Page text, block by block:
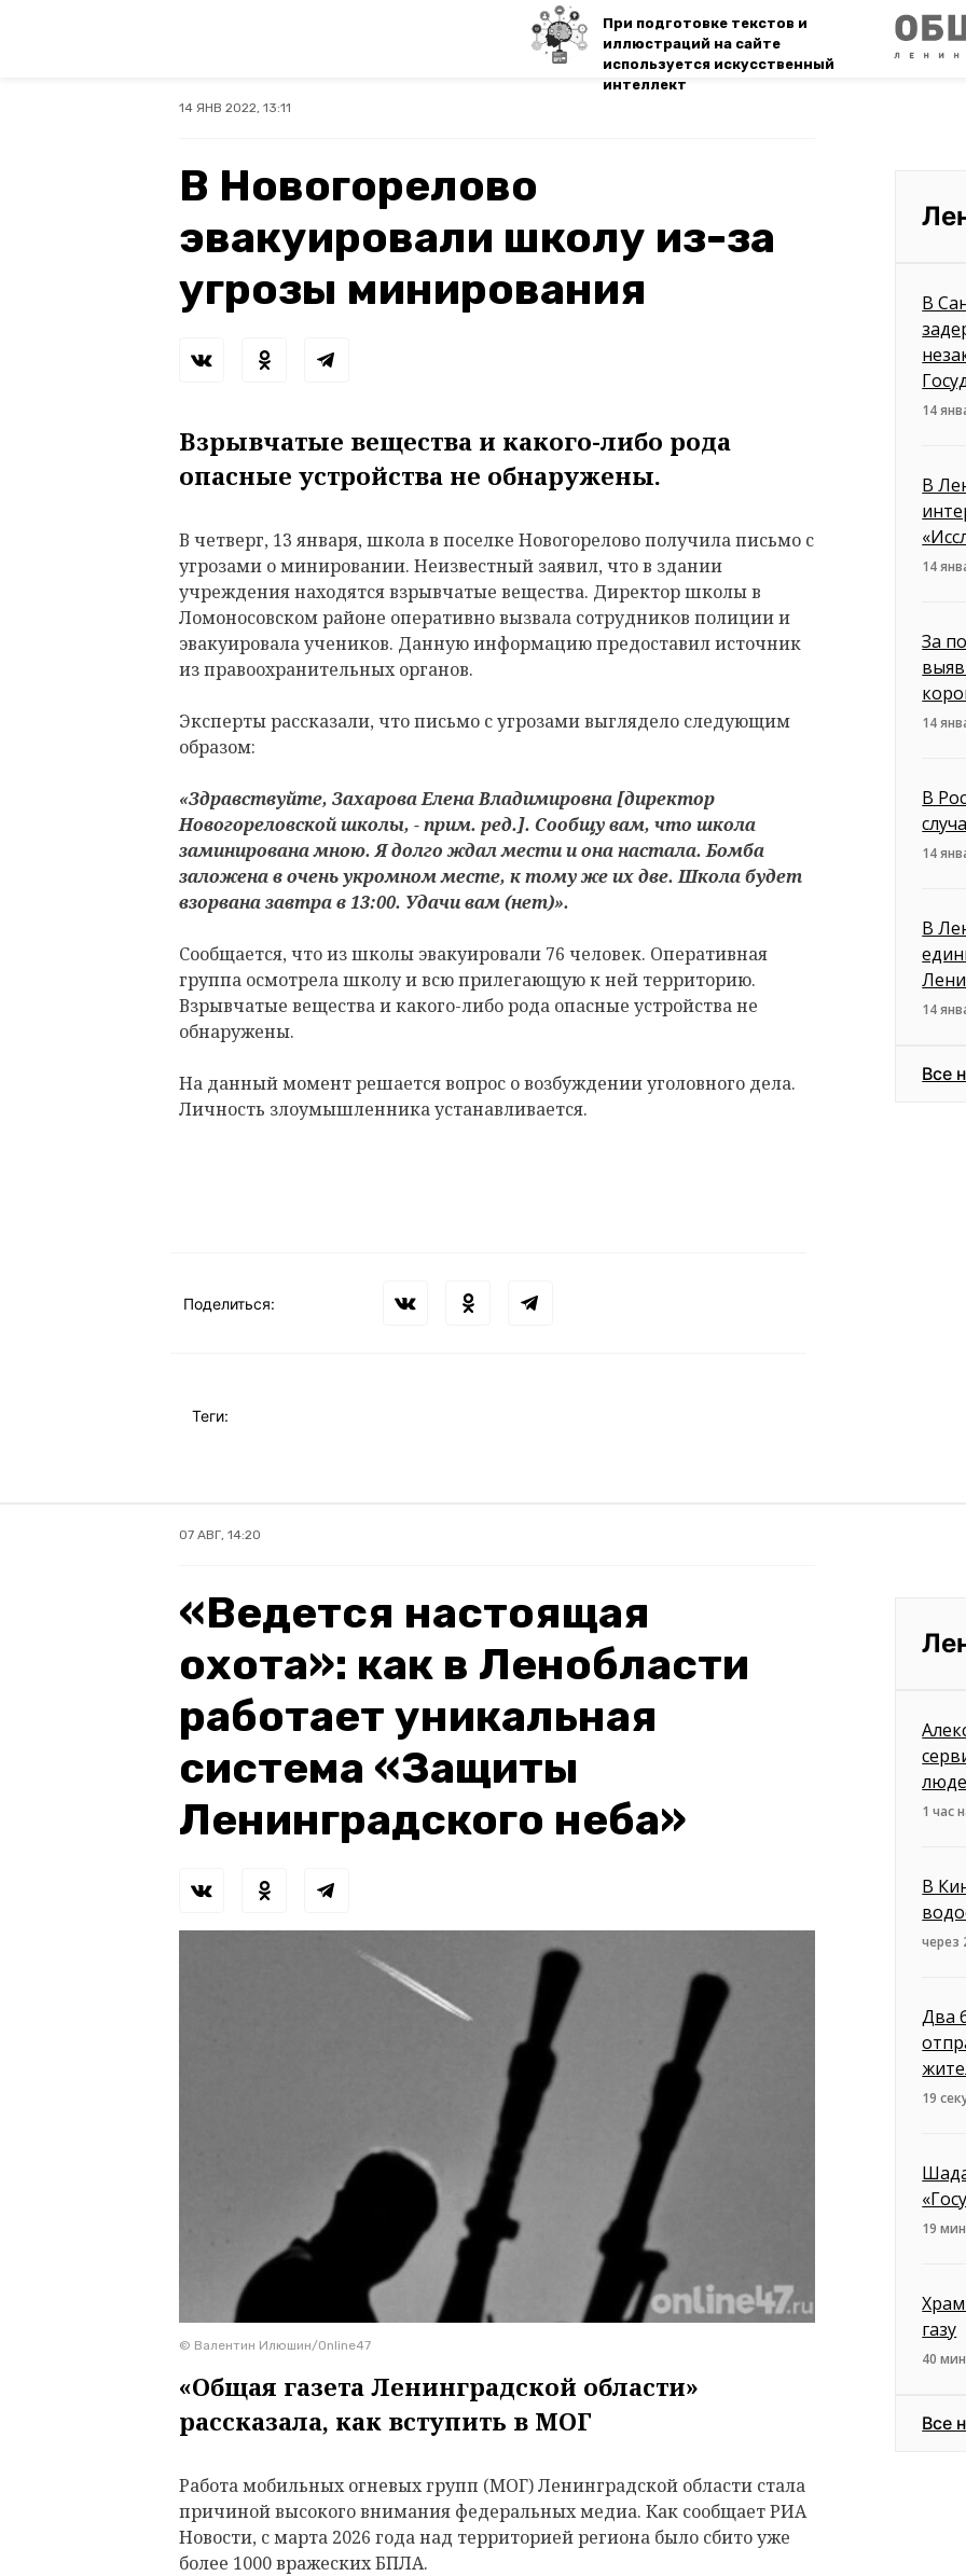
При подготовке текстов и
иллюстраций на сайте
используется искусственный
интеллект
14 ЯНВ 2022, 13:11
В Новогорелово
эвакуировали школу из-за
угрозы минирования
Взрывчатые вещества и какого-либо рода
опасные устройства не обнаружены.
В четверг, 13 января, школа в поселке Новогорелово получила письмо с
угрозами о минировании. Неизвестный заявил, что в здании
учреждения находятся взрывчатые вещества. Директор школы в
Ломоносовском районе оперативно вызвала сотрудников полиции и
эвакуировала учеников. Данную информацию предоставил источник
из правоохранительных органов.
Эксперты рассказали, что письмо с угрозами выглядело следующим
образом:
«Здравствуйте, Захарова Елена Владимировна [директор
Новогореловской школы, - прим. ред.]. Сообщу вам, что школа
заминирована мною. Я долго ждал мести и она настала. Бомба
заложена в очень укромном месте, к тому же их две. Школа будет
взорвана завтра в 13:00. Удачи вам (нет)».
Сообщается, что из школы эвакуировали 76 человек. Оперативная
группа осмотрела школу и всю прилегающую к ней территорию.
Взрывчатые вещества и какого-либо рода опасные устройства не
обнаружены.
На данный момент решается вопрос о возбуждении уголовного дела.
Личность злоумышленника устанавливается.
Поделиться:
Теги:
В
14
В
14
За
14
В
14
В
14
Все
07 АВГ, 14:20
«Ведется настоящая
охота»: как в Ленобласти
работает уникальная
система «Защиты
Ленинградского неба»
© Валентин Илюшин/Online47
«Общая газета Ленинградской области»
рассказала, как вступить в МОГ
Работа мобильных огневых групп (МОГ) Ленинградской области стала
причиной высокого внимания федеральных медиа. Как сообщает РИА
Новости, с марта 2026 года над территорией региона было сбито уже
более 1000 вражеских БПЛА.
1 час
В
через
Два
19
19
газу
40
Все